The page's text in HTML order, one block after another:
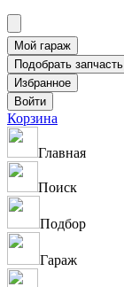
Корзина
Главная
Поиск
Подбор
Гараж